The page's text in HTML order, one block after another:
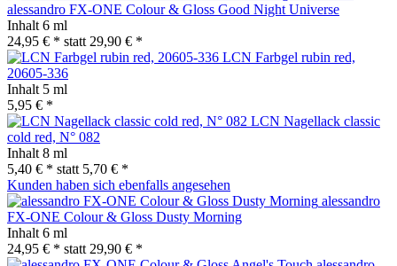
alessandro FX-ONE Colour & Gloss Good Night Universe
Inhalt 6 ml
24,95 € * statt 29,90 € *
LCN Farbgel rubin red,
20605-336
Inhalt 5 ml
5,95 € *
LCN Nagellack classic
cold red, N° 082
Inhalt 8 ml
5,40 € * statt 5,70 € *
Kunden haben sich ebenfalls angesehen
alessandro
FX-ONE Colour & Gloss Dusty Morning
Inhalt 6 ml
24,95 € * statt 29,90 € *